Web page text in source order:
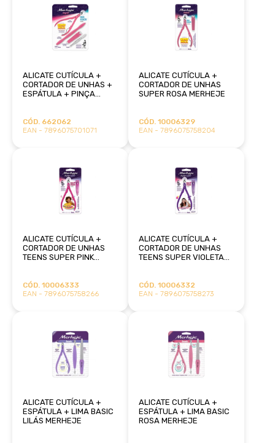
ALICATE CUTÍCULA +
CORTADOR DE UNHAS +
ESPÁTULA + PINÇA
CÓD. 662062
EAN - 7896075701071
ALICATE CUTÍCULA +
CORTADOR DE UNHAS
SUPER ROSA MERHEJE
CÓD. 10006329
EAN - 7896075758204
ALICATE CUTÍCULA +
CORTADOR DE UNHAS
TEENS SUPER PINK
CÓD. 10006333
EAN - 7896075758266
ALICATE CUTÍCULA +
CORTADOR DE UNHAS
TEENS SUPER VIOLETA
CÓD. 10006332
EAN - 7896075758273
ALICATE CUTÍCULA +
ESPÁTULA + LIMA BASIC
LILÁS MERHEJE
ALICATE CUTÍCULA +
ESPÁTULA + LIMA BASIC
ROSA MERHEJE